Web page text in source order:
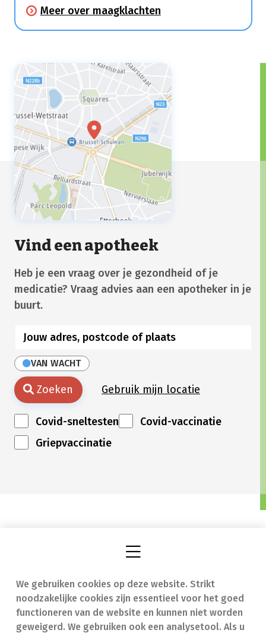
We gebruiken cookies op deze website. Strikt
noodzakelijke cookies zijn essentieel voor het goed
functioneren van de website en kunnen niet worden
geweigerd. We gebruiken ook een analysetool. Als u
spijsverteringsproblemen.
Meer over maagklachten
Vind een apotheek
Heb je een vraag over je gezondheid of je
medicatie? Vraag advies aan een apotheker in je
buurt.
VAN WACHT
Zoeken Gebruik mijn locatie
Covid-sneltesten
Covid-vaccinatie
Griepvaccinatie
Vind een apotheek
Onze expertise
In geval van nood
Contact